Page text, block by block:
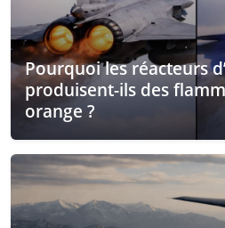
Pourquoi les réacteurs
produisent-ils des
orange ?